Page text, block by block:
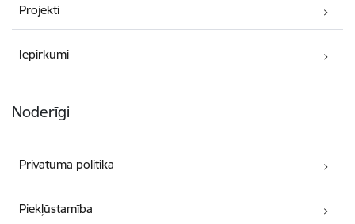
Projekti
Iepirkumi
Noderīgi
Privātuma politika
Piekļūstamība